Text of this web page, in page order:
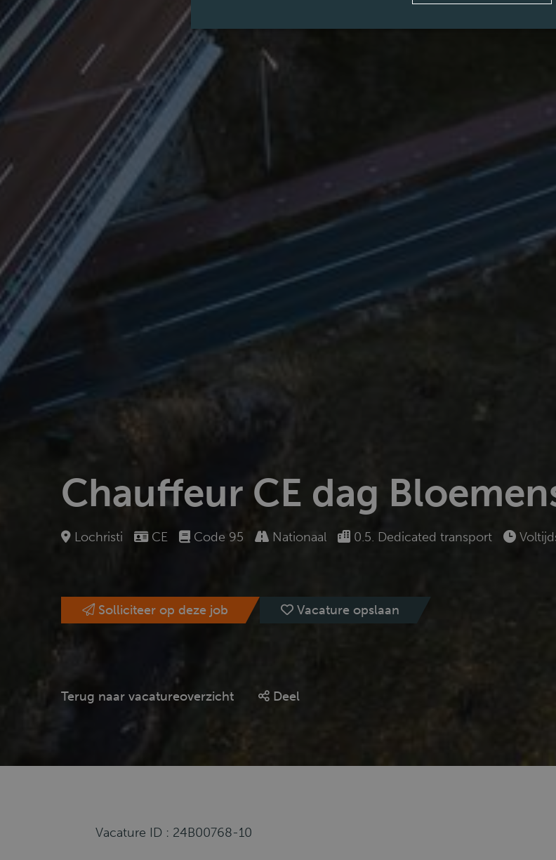
Chauffeur CE dag
Lochristi CE Code 95 Nationaal 0.5. Dedicated transport
Solliciteer op deze job Vacature opslaan
Terug naar vacatureoverzicht Deel
Vacature ID : 24B00768-10